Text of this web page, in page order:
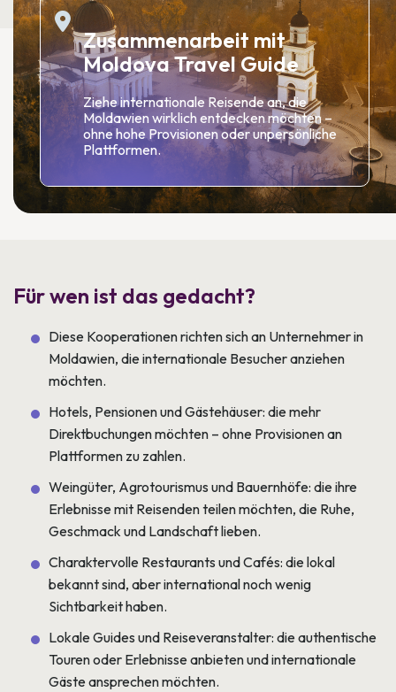
Zusammenarbeit mit
Moldova Travel Guide
Ziehe internationale Reisende an, die
Moldawien wirklich entdecken möchten –
ohne hohe Provisionen oder unpersönliche
Plattformen.
Für wen ist das gedacht?
Diese Kooperationen richten sich an Unternehmer in
Moldawien, die internationale Besucher anziehen
möchten.
Hotels, Pensionen und Gästehäuser: die mehr
Direktbuchungen möchten – ohne Provisionen an
Plattformen zu zahlen.
Weingüter, Agrotourismus und Bauernhöfe: die ihre
Erlebnisse mit Reisenden teilen möchten, die Ruhe,
Geschmack und Landschaft lieben.
Charaktervolle Restaurants und Cafés: die lokal
bekannt sind, aber international noch wenig
Sichtbarkeit haben.
Lokale Guides und Reiseveranstalter: die authentische
Touren oder Erlebnisse anbieten und internationale
Gäste ansprechen möchten.